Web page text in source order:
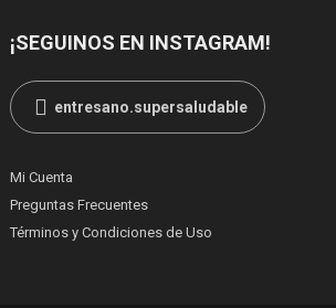
¡SEGUINOS EN INSTAGRAM!
entresano.supersaludable
Mi Cuenta
Preguntas Frecuentes
Términos y Condiciones de Uso